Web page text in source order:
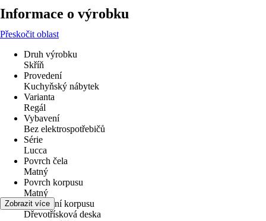
Informace o výrobku
Přeskočit oblast
Druh výrobku
Skříň
Provedení
Kuchyňský nábytek
Varianta
Regál
Vybavení
Bez elektrospotřebičů
Série
Lucca
Povrch čela
Matný
Povrch korpusu
Matný
Provedení korpusu
Dřevotřísková deska
Zobrazit více